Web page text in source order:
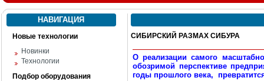
НАВИГАЦИЯ
Новые технологии
Новинки
Технологии
Подбор оборудования
СИБИРСКИЙ РАЗМАХ СИБУРА
О реализации самого
обозримой перспективе
годы прошлого века,